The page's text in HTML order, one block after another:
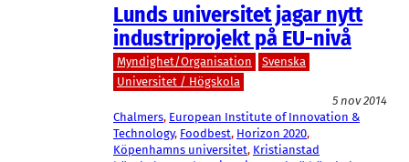
Lunds universitet jagar nytt
industriprojekt på EU-nivå
Myndighet/Organisation
Svenska
Universitet / Högskola
5 nov 2014
Chalmers, European Institute of Innovation &
Technology, Foodbest, Horizon 2020
Köpenhamns universitet, Kristianstad